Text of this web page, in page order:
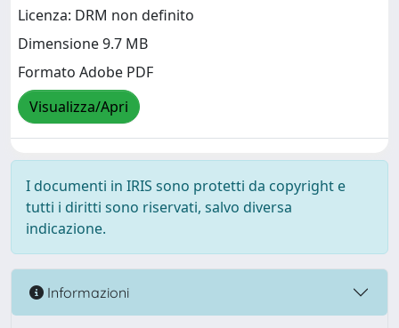
Licenza: DRM non definito
Dimensione 9.7 MB
Formato Adobe PDF
Visualizza/Apri
I documenti in IRIS sono protetti da copyright e
tutti i diritti sono riservati, salvo diversa
indicazione.
Informazioni